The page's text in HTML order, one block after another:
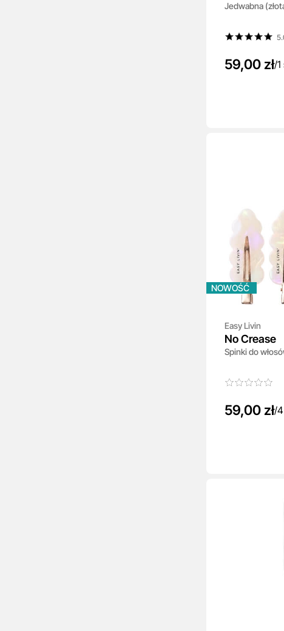
Jedwabna
59,00 zł/
NOWOŚĆ
Easy Livin
No Crease
Spinki do
59,00 zł/